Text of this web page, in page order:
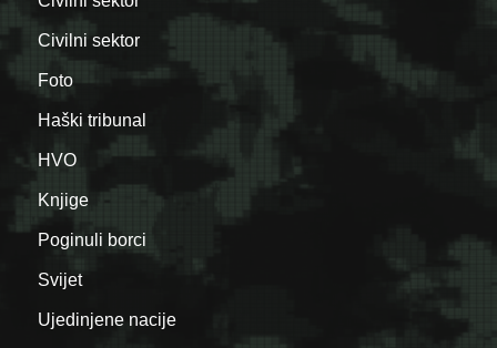
Civilni sektor
Foto
Haški tribunal
HVO
Knjige
Poginuli borci
Svijet
Ujedinjene nacije